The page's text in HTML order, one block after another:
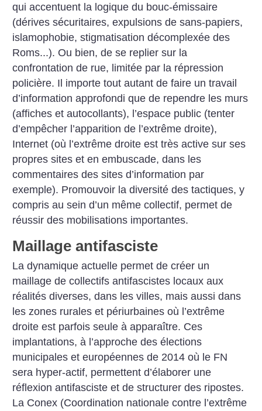
qui accentuent la logique du bouc-émissaire
(dérives sécuritaires, expulsions de sans-papiers,
islamophobie, stigmatisation décomplexée des
Roms...). Ou bien, de se replier sur la
confrontation de rue, limitée par la répression
policière. Il importe tout autant de faire un travail
d’information approfondi que de rependre les murs
(affiches et autocollants), l’espace public (tenter
d’empêcher l’apparition de l’extrême droite),
Internet (où l’extrême droite est très active sur ses
propres sites et en embuscade, dans les
commentaires des sites d’information par
exemple). Promouvoir la diversité des tactiques, y
compris au sein d’un même collectif, permet de
réussir des mobilisations importantes.
Maillage antifasciste
La dynamique actuelle permet de créer un
maillage de collectifs antifascistes locaux aux
réalités diverses, dans les villes, mais aussi dans
les zones rurales et périurbaines où l’extrême
droite est parfois seule à apparaître. Ces
implantations, à l’approche des élections
municipales et européennes de 2014 où le FN
sera hyper-actif, permettent d’élaborer une
réflexion antifasciste et de structurer des ripostes.
La Conex (Coordination nationale contre l’extrême